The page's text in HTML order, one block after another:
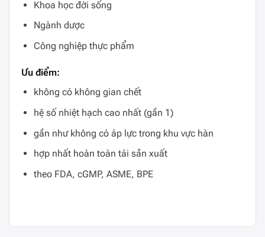
Khoa học đời sống
Ngành dược
Công nghiệp thực phẩm
Ưu điểm:
không có không gian chết
hệ số nhiệt hạch cao nhất (gần 1)
gần như không có áp lực trong khu vực hàn
hợp nhất hoàn toàn tái sản xuất
theo FDA, cGMP, ASME, BPE